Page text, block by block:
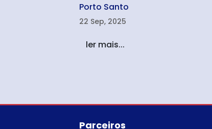
Porto Santo
22 Sep, 2025
ler mais...
Parceiros